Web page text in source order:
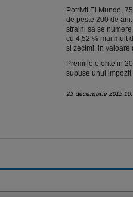
Potrivit El Mundo,
de peste 200 de
straini sa se
cu 4,52 % mai mult
si zecimi, in valoare
Premiile oferite in
supuse unui impozit
23 decembrie 2015